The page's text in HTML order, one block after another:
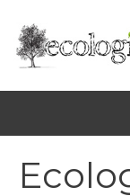
contenuto